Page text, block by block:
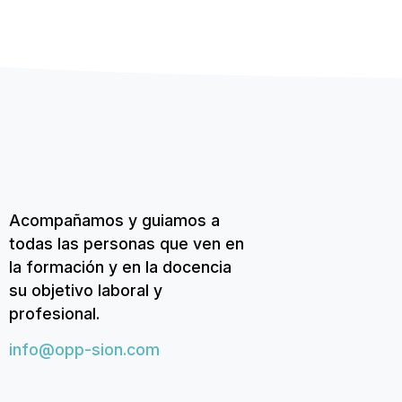
Acompañamos y guiamos a
todas las personas que ven en
la formación y en la docencia
su objetivo laboral y
profesional.
info@opp-sion.com